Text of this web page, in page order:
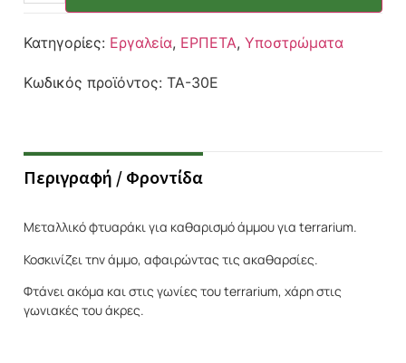
Κατηγορίες: Εργαλεία, ΕΡΠΕΤΑ, Υποστρώματα
Κωδικός προϊόντος: TA-30E
Περιγραφή / Φροντίδα
Μεταλλικό φτυαράκι για καθαρισμό άμμου για terrarium.
Κοσκινίζει την άμμο, αφαιρώντας τις ακαθαρσίες.
Φτάνει ακόμα και στις γωνίες του terrarium, χάρη στις
γωνιακές του άκρες.